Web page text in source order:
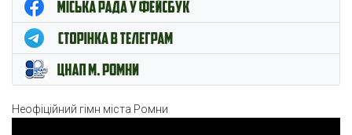
ЦНАП м. Ромни
Неофіційний гімн міста Ромни